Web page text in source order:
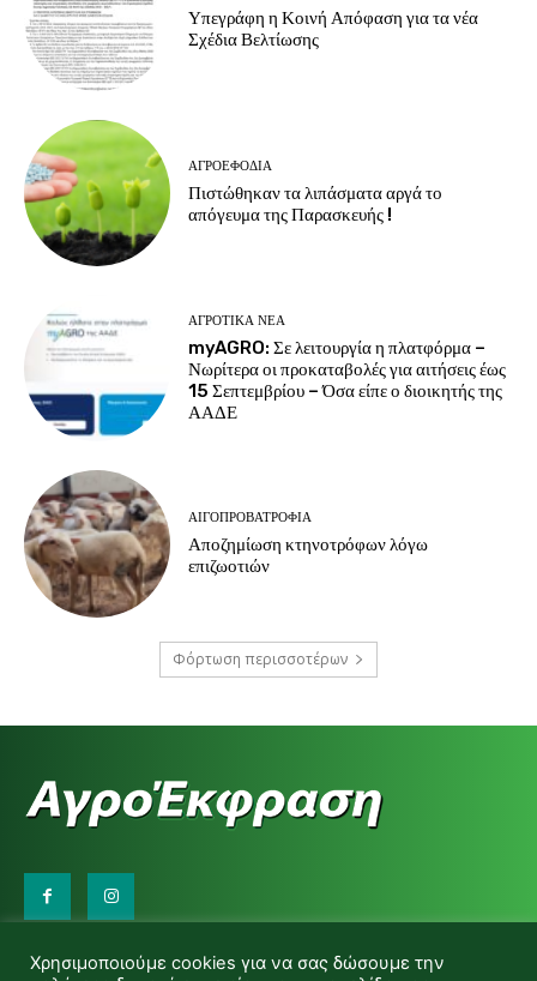
Υπεγράφη η Κοινή Απόφαση για τα νέα
Σχέδια Βελτίωσης
ΑΓΡΟΕΦΌΔΙΑ
Πιστώθηκαν τα λιπάσματα αργά το
απόγευμα της Παρασκευής !
ΑΓΡΟΤΙΚΆ ΝΈΑ
myAGRO: Σε λειτουργία η πλατφόρμα –
Νωρίτερα οι προκαταβολές για αιτήσεις έως
15 Σεπτεμβρίου – Όσα είπε ο διοικητής της
ΑΑΔΕ
ΑΙΓΟΠΡΟΒΑΤΡΟΦΊΑ
Αποζημίωση κτηνοτρόφων λόγω
επιζωοτιών
Φόρτωση περισσοτέρων
d.makas@yahoo.gr
Χρησιμοποιούμε cookies για να σας δώσουμε την